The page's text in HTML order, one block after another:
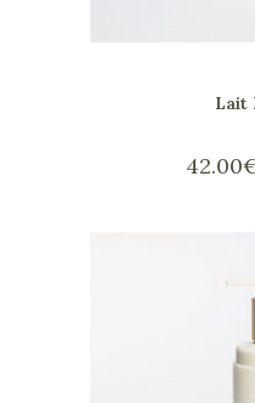
Lait
42.00